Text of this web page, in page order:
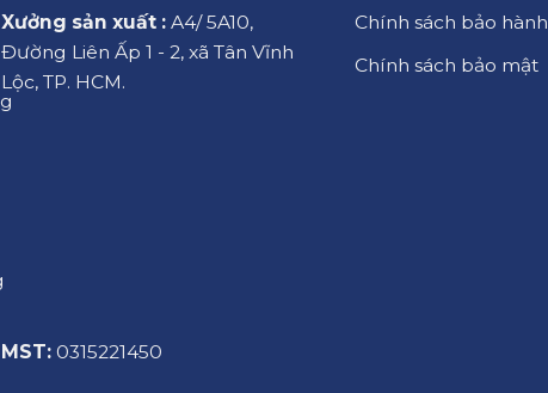
Xưởng sản xuất :A4/ 5A10,
Đường Liên Ấp 1 - 2, xã Tân Vĩnh
Lộc, TP. HCM.
MST:0315221450
Chính sách bảo hành
Chính sách bảo mật